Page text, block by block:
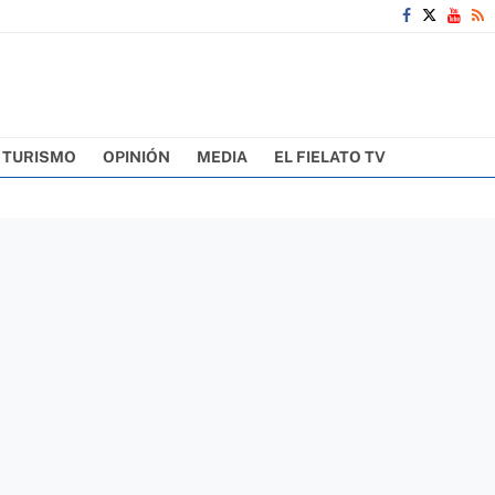
TURISMO OPINIÓN MEDIA EL FIELATO TV